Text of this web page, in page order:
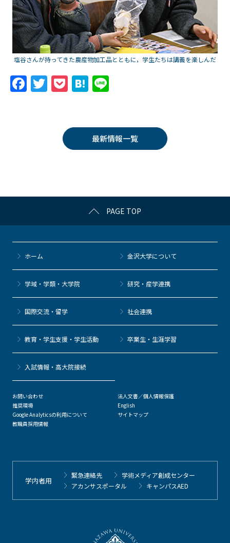
塩谷さんが持ってきた農産物加工品とともに，学生たちは講義を楽しんだ
F
k
T
er
P
k
et
H
n
a
最新情報一覧
PAGE TOP
ホーム 金沢大学について
学域・学類・大学院 研究・産学連携
国際交流・留学 社会連携
教育・学生支援・学生活動 卒業生・生涯学習
⼊試情報・高大院接続
お問い合わせ
推奨環境
Google Analyticsの利用について
教職員採用情報
法人文書／個人情報保護
English
サイトマップ
学内者用
緊急連絡先
学術メディア創成センター
アカンサスポータル
キャンパスAED